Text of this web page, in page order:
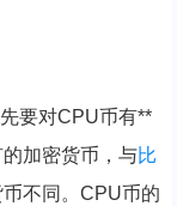
要对CPU币有**
加密货币，与比
不同。CPU币的